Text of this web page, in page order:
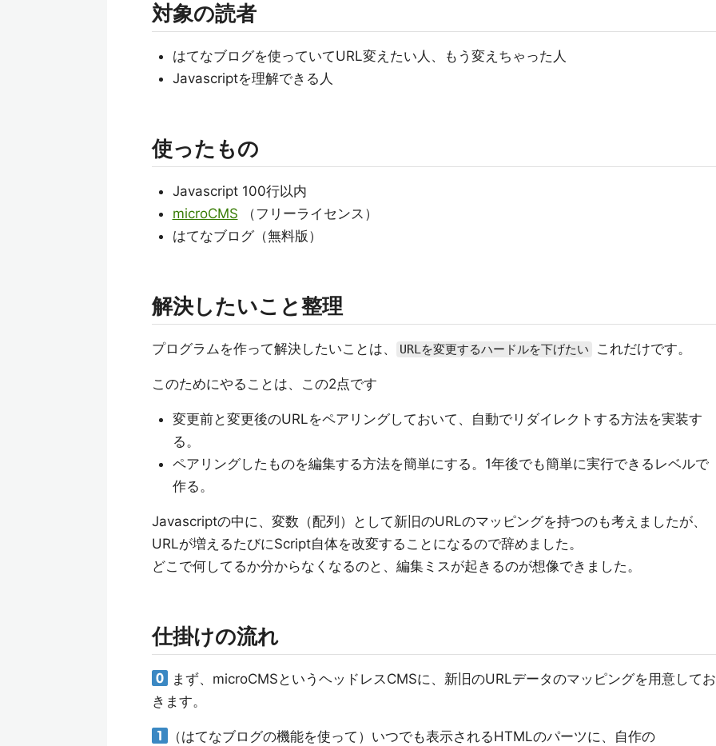
対象の読者
はてなブログを使っていてURL変えたい人、もう変えちゃった人
Javascriptを理解できる人
使ったもの
Javascript 100行以内
microCMS （フリーライセンス）
はてなブログ（無料版）
解決したいこと整理
プログラムを作って解決したいことは、 URLを変更するハードルを下げたい これだけです。
このためにやることは、この2点です
変更前と変更後のURLをペアリングしておいて、自動でリダイレクトする方法を実装す
る。
ペアリングしたものを編集する方法を簡単にする。1年後でも簡単に実行できるレベルで
作る。
Javascriptの中に、変数（配列）として新旧のURLのマッピングを持つのも考えましたが、
URLが増えるたびにScript自体を改変することになるので辞めました。
どこで何してるか分からなくなるのと、編集ミスが起きるのが想像できました。
仕掛けの流れ
まず、microCMSというヘッドレスCMSに、新旧のURLデータのマッピングを用意してお
きます。
（はてなブログの機能を使って）いつでも表示されるHTMLのパーツに、自作の